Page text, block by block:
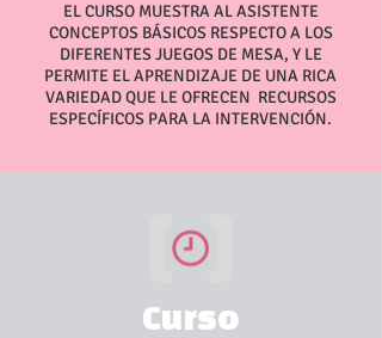
EL CURSO MUESTRA AL ASISTENTE
CONCEPTOS BÁSICOS RESPECTO A LOS
DIFERENTES JUEGOS DE MESA, Y LE
PERMITE EL APRENDIZAJE DE UNA RICA
VARIEDAD QUE LE OFRECEN RECURSOS
ESPECÍFICOS PARA LA INTERVENCIÓN.
Curso